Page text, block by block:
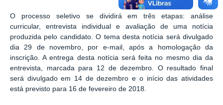
O processo seletivo se dividirá em três etapas: análise
curricular, entrevista individual e avaliação de uma notícia
produzida pelo candidato. O tema desta notícia será divulgado
dia 29 de novembro, por e-mail, após a homologação da
inscrição. A entrega desta notícia será feita no mesmo dia da
entrevista, marcada para 12 de dezembro. O resultado final
será divulgado em 14 de dezembro e o início das atividades
está previsto para 16 de fevereiro de 2018.